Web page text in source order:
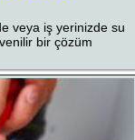
veya iş yerinizde su
bir çözüm